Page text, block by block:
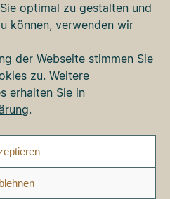
optimal zu gestalten und
können, verwenden wir
der Webseite stimmen Sie
zu. Weitere
erhalten Sie in
.
Tel. +49 8331 76 42 49
bawa@bawa.de
www.bawa.de